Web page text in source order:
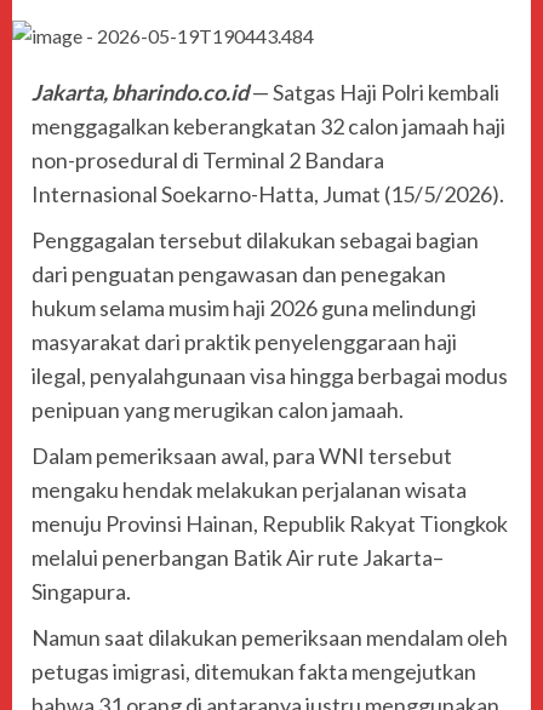
Jakarta, bharindo.co.id—Satgas Haji Polri kembali
menggagalkan keberangkatan 32 calon jamaah haji
non-prosedural di Terminal 2 Bandara
Internasional Soekarno-Hatta, Jumat (15/5/2026).
Penggagalan tersebut dilakukan sebagai bagian
dari penguatan pengawasan dan penegakan
hukum selama musim haji 2026 guna melindungi
masyarakat dari praktik penyelenggaraan haji
ilegal, penyalahgunaan visa hingga berbagai modus
penipuan yang merugikan calon jamaah.
Dalam pemeriksaan awal, para WNI tersebut
mengaku hendak melakukan perjalanan wisata
menuju Provinsi Hainan, Republik Rakyat Tiongkok
melalui penerbangan Batik Air rute Jakarta–
Singapura.
Namun saat dilakukan pemeriksaan mendalam oleh
petugas imigrasi, ditemukan fakta mengejutkan